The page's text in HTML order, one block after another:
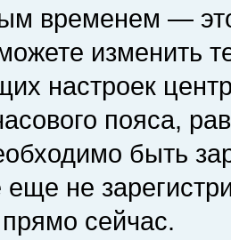
временем —
изменить
настроек
пояса,
быть
не
сейчас.